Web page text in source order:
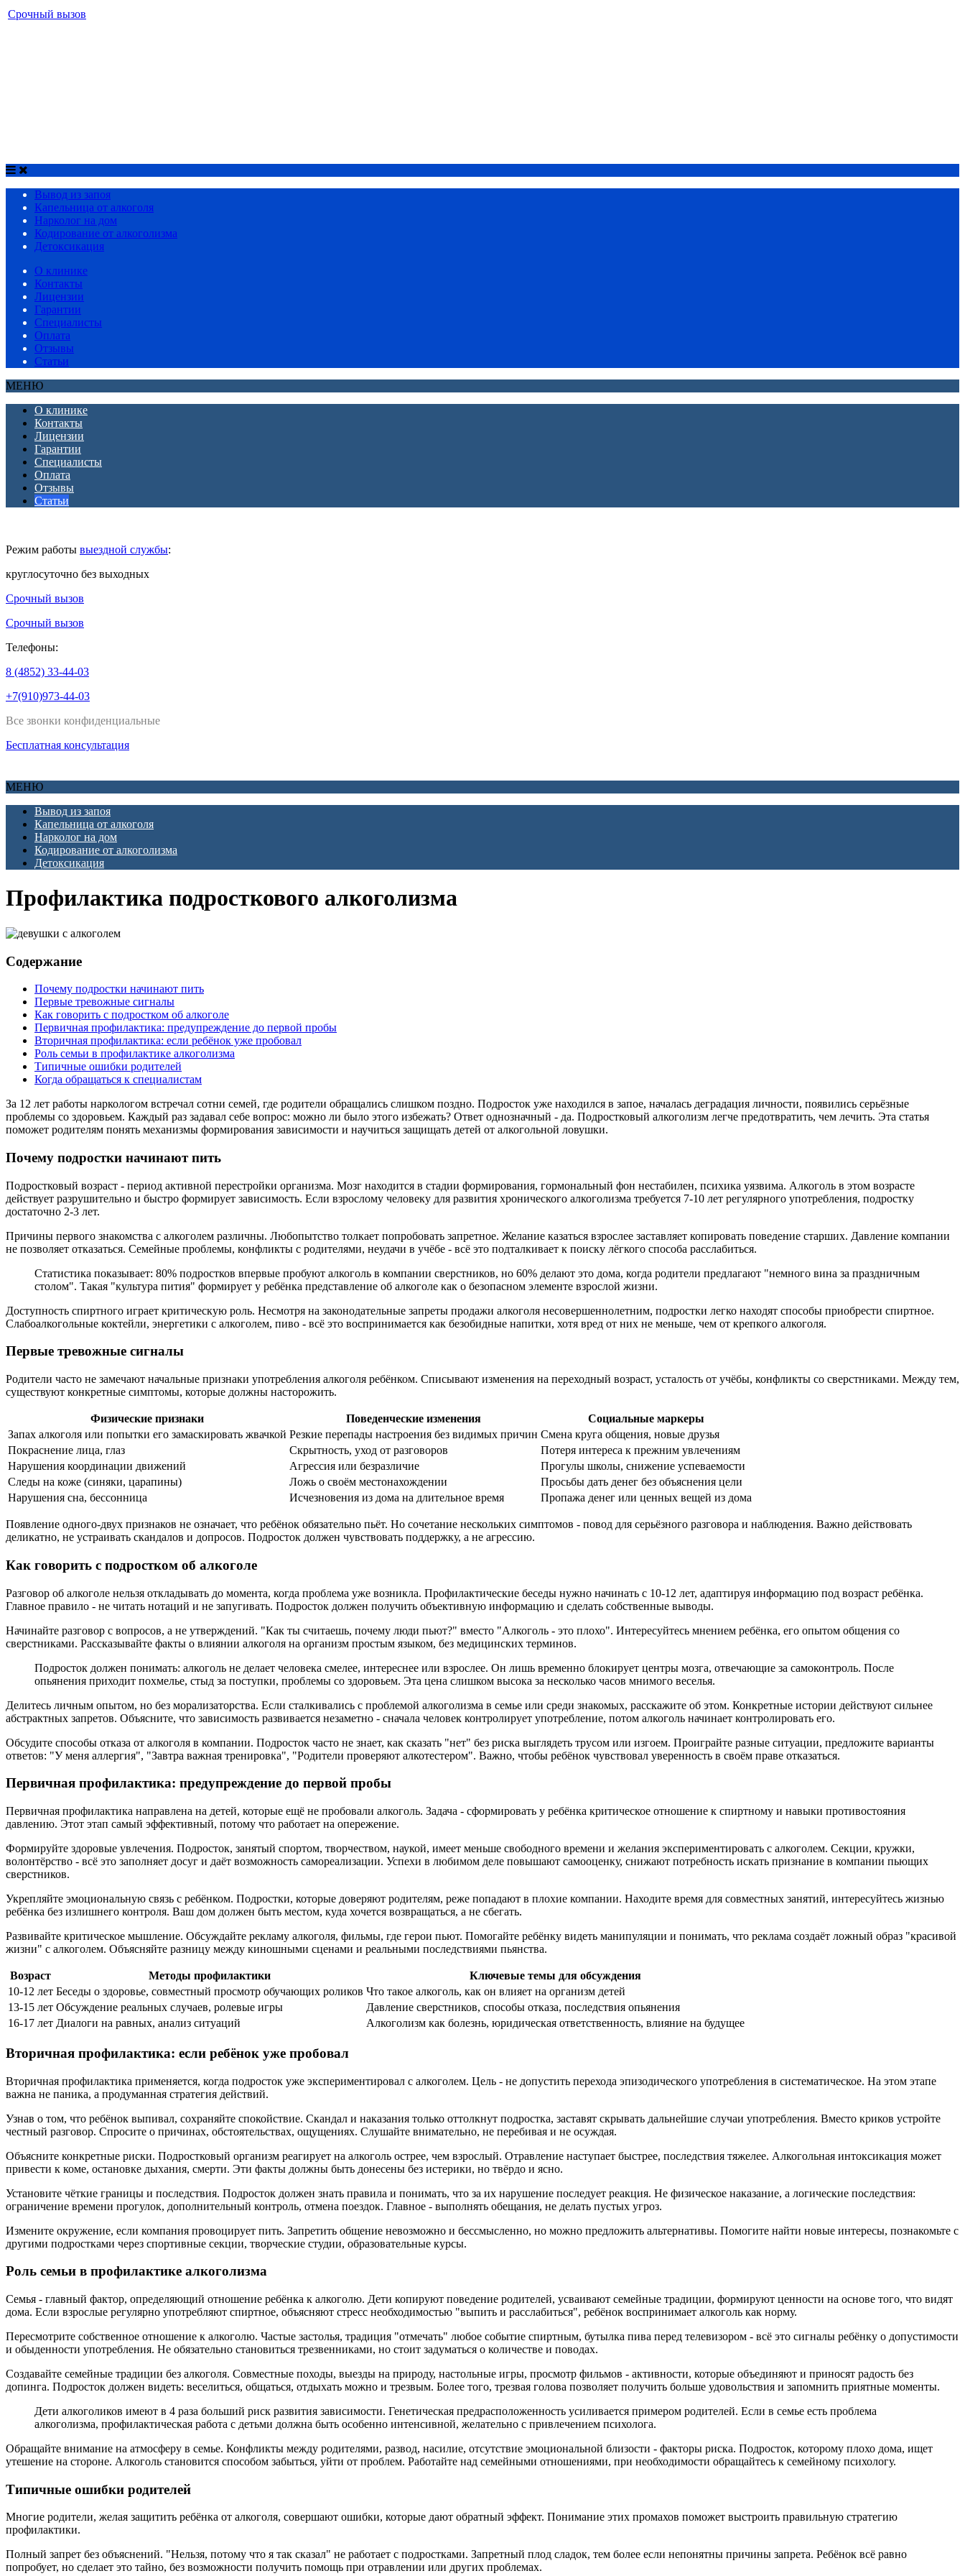
Срочный вызов
Вывод из запоя
Капельница от алкоголя
Нарколог на дом
Кодирование от алкоголизма
Детоксикация
О клинике
Контакты
Лицензии
Гарантии
Специалисты
Оплата
Отзывы
Статьи
МЕНЮ
О клинике
Контакты
Лицензии
Гарантии
Специалисты
Оплата
Отзывы
Статьи
Режим работы выездной службы:
круглосуточно без выходных
Срочный вызов
Срочный вызов
Телефоны:
8 (4852) 33-44-03
+7(910)973-44-03
Все звонки конфиденциальные
Бесплатная консультация
МЕНЮ
Вывод из запоя
Капельница от алкоголя
Нарколог на дом
Кодирование от алкоголизма
Детоксикация
Профилактика подросткового алкоголизма
Содержание
Почему подростки начинают пить
Первые тревожные сигналы
Как говорить с подростком об алкоголе
Первичная профилактика: предупреждение до первой пробы
Вторичная профилактика: если ребёнок уже пробовал
Роль семьи в профилактике алкоголизма
Типичные ошибки родителей
Когда обращаться к специалистам
За 12 лет работы наркологом встречал сотни семей, где родители обращались слишком поздно. Подросток уже находился в запое, началась деградация личности, появились серьёзные
проблемы со здоровьем. Каждый раз задавал себе вопрос: можно ли было этого избежать? Ответ однозначный - да. Подростковый алкоголизм легче предотвратить, чем лечить. Эта статья
поможет родителям понять механизмы формирования зависимости и научиться защищать детей от алкогольной ловушки.
Почему подростки начинают пить
Подростковый возраст - период активной перестройки организма. Мозг находится в стадии формирования, гормональный фон нестабилен, психика уязвима. Алкоголь в этом возрасте
действует разрушительно и быстро формирует зависимость. Если взрослому человеку для развития хронического алкоголизма требуется 7-10 лет регулярного употребления, подростку
достаточно 2-3 лет.
Причины первого знакомства с алкоголем различны. Любопытство толкает попробовать запретное. Желание казаться взрослее заставляет копировать поведение старших. Давление компании
не позволяет отказаться. Семейные проблемы, конфликты с родителями, неудачи в учёбе - всё это подталкивает к поиску лёгкого способа расслабиться.
Статистика показывает: 80% подростков впервые пробуют алкоголь в компании сверстников, но 60% делают это дома, когда родители предлагают "немного вина за праздничным
столом". Такая "культура пития" формирует у ребёнка представление об алкоголе как о безопасном элементе взрослой жизни.
Доступность спиртного играет критическую роль. Несмотря на законодательные запреты продажи алкоголя несовершеннолетним, подростки легко находят способы приобрести спиртное.
Слабоалкогольные коктейли, энергетики с алкоголем, пиво - всё это воспринимается как безобидные напитки, хотя вред от них не меньше, чем от крепкого алкоголя.
Первые тревожные сигналы
Родители часто не замечают начальные признаки употребления алкоголя ребёнком. Списывают изменения на переходный возраст, усталость от учёбы, конфликты со сверстниками. Между тем,
существуют конкретные симптомы, которые должны насторожить.
Физические признаки Поведенческие изменения
Социальные маркеры
Запах алкоголя или попытки его замаскировать жвачкой Резкие перепады настроения без видимых причин Смена круга общения, новые друзья
Покраснение лица, глаз
Скрытность, уход от разговоров
Потеря интереса к прежним увлечениям
Нарушения координации движений
Агрессия или безразличие
Прогулы школы, снижение успеваемости
Следы на коже (синяки, царапины)
Ложь о своём местонахождении
Просьбы дать денег без объяснения цели
Нарушения сна, бессонница
Исчезновения из дома на длительное время Пропажа денег или ценных вещей из дома
Появление одного-двух признаков не означает, что ребёнок обязательно пьёт. Но сочетание нескольких симптомов - повод для серьёзного разговора и наблюдения. Важно действовать
деликатно, не устраивать скандалов и допросов. Подросток должен чувствовать поддержку, а не агрессию.
Как говорить с подростком об алкоголе
Разговор об алкоголе нельзя откладывать до момента, когда проблема уже возникла. Профилактические беседы нужно начинать с 10-12 лет, адаптируя информацию под возраст ребёнка.
Главное правило - не читать нотаций и не запугивать. Подросток должен получить объективную информацию и сделать собственные выводы.
Начинайте разговор с вопросов, а не утверждений. "Как ты считаешь, почему люди пьют?" вместо "Алкоголь - это плохо". Интересуйтесь мнением ребёнка, его опытом общения со
сверстниками. Рассказывайте факты о влиянии алкоголя на организм простым языком, без медицинских терминов.
Подросток должен понимать: алкоголь не делает человека смелее, интереснее или взрослее. Он лишь временно блокирует центры мозга, отвечающие за самоконтроль. После
опьянения приходит похмелье, стыд за поступки, проблемы со здоровьем. Эта цена слишком высока за несколько часов мнимого веселья.
Делитесь личным опытом, но без морализаторства. Если сталкивались с проблемой алкоголизма в семье или среди знакомых, расскажите об этом. Конкретные истории действуют сильнее
абстрактных запретов. Объясните, что зависимость развивается незаметно - сначала человек контролирует употребление, потом алкоголь начинает контролировать его.
Обсудите способы отказа от алкоголя в компании. Подросток часто не знает, как сказать "нет" без риска выглядеть трусом или изгоем. Проиграйте разные ситуации, предложите варианты
ответов: "У меня аллергия", "Завтра важная тренировка", "Родители проверяют алкотестером". Важно, чтобы ребёнок чувствовал уверенность в своём праве отказаться.
Первичная профилактика: предупреждение до первой пробы
Первичная профилактика направлена на детей, которые ещё не пробовали алкоголь. Задача - сформировать у ребёнка критическое отношение к спиртному и навыки противостояния
давлению. Этот этап самый эффективный, потому что работает на опережение.
Формируйте здоровые увлечения. Подросток, занятый спортом, творчеством, наукой, имеет меньше свободного времени и желания экспериментировать с алкоголем. Секции, кружки,
волонтёрство - всё это заполняет досуг и даёт возможность самореализации. Успехи в любимом деле повышают самооценку, снижают потребность искать признание в компании пьющих
сверстников.
Укрепляйте эмоциональную связь с ребёнком. Подростки, которые доверяют родителям, реже попадают в плохие компании. Находите время для совместных занятий, интересуйтесь жизнью
ребёнка без излишнего контроля. Ваш дом должен быть местом, куда хочется возвращаться, а не сбегать.
Развивайте критическое мышление. Обсуждайте рекламу алкоголя, фильмы, где герои пьют. Помогайте ребёнку видеть манипуляции и понимать, что реклама создаёт ложный образ "красивой
жизни" с алкоголем. Объясняйте разницу между киношными сценами и реальными последствиями пьянства.
Возраст Методы профилактики
Ключевые темы для обсуждения
10-12 лет Беседы о здоровье, совместный просмотр обучающих роликов Что такое алкоголь, как он влияет на организм детей
13-15 лет Обсуждение реальных случаев, ролевые игры
Давление сверстников, способы отказа, последствия опьянения
16-17 лет Диалоги на равных, анализ ситуаций Алкоголизм как болезнь, юридическая ответственность, влияние на будущее
Вторичная профилактика: если ребёнок уже пробовал
Вторичная профилактика применяется, когда подросток уже экспериментировал с алкоголем. Цель - не допустить перехода эпизодического употребления в систематическое. На этом этапе
важна не паника, а продуманная стратегия действий.
Узнав о том, что ребёнок выпивал, сохраняйте спокойствие. Скандал и наказания только оттолкнут подростка, заставят скрывать дальнейшие случаи употребления. Вместо криков устройте
честный разговор. Спросите о причинах, обстоятельствах, ощущениях. Слушайте внимательно, не перебивая и не осуждая.
Объясните конкретные риски. Подростковый организм реагирует на алкоголь острее, чем взрослый. Отравление наступает быстрее, последствия тяжелее. Алкогольная интоксикация может
привести к коме, остановке дыхания, смерти. Эти факты должны быть донесены без истерики, но твёрдо и ясно.
Установите чёткие границы и последствия. Подросток должен знать правила и понимать, что за их нарушение последует реакция. Не физическое наказание, а логические последствия:
ограничение времени прогулок, дополнительный контроль, отмена поездок. Главное - выполнять обещания, не делать пустых угроз.
Измените окружение, если компания провоцирует пить. Запретить общение невозможно и бессмысленно, но можно предложить альтернативы. Помогите найти новые интересы, познакомьте с
другими подростками через спортивные секции, творческие студии, образовательные курсы.
Роль семьи в профилактике алкоголизма
Семья - главный фактор, определяющий отношение ребёнка к алкоголю. Дети копируют поведение родителей, усваивают семейные традиции, формируют ценности на основе того, что видят
дома. Если взрослые регулярно употребляют спиртное, объясняют стресс необходимостью "выпить и расслабиться", ребёнок воспринимает алкоголь как норму.
Пересмотрите собственное отношение к алкоголю. Частые застолья, традиция "отмечать" любое событие спиртным, бутылка пива перед телевизором - всё это сигналы ребёнку о допустимости
и обыденности употребления. Не обязательно становиться трезвенниками, но стоит задуматься о количестве и поводах.
Создавайте семейные традиции без алкоголя. Совместные походы, выезды на природу, настольные игры, просмотр фильмов - активности, которые объединяют и приносят радость без
допинга. Подросток должен видеть: веселиться, общаться, отдыхать можно и трезвым. Более того, трезвая голова позволяет получить больше удовольствия и запомнить приятные моменты.
Дети алкоголиков имеют в 4 раза больший риск развития зависимости. Генетическая предрасположенность усиливается примером родителей. Если в семье есть проблема
алкоголизма, профилактическая работа с детьми должна быть особенно интенсивной, желательно с привлечением психолога.
Обращайте внимание на атмосферу в семье. Конфликты между родителями, развод, насилие, отсутствие эмоциональной близости - факторы риска. Подросток, которому плохо дома, ищет
утешение на стороне. Алкоголь становится способом забыться, уйти от проблем. Работайте над семейными отношениями, при необходимости обращайтесь к семейному психологу.
Типичные ошибки родителей
Многие родители, желая защитить ребёнка от алкоголя, совершают ошибки, которые дают обратный эффект. Понимание этих промахов поможет выстроить правильную стратегию
профилактики.
Полный запрет без объяснений. "Нельзя, потому что я так сказал" не работает с подростками. Запретный плод сладок, тем более если непонятны причины запрета. Ребёнок всё равно
попробует, но сделает это тайно, без возможности получить помощь при отравлении или других проблемах.